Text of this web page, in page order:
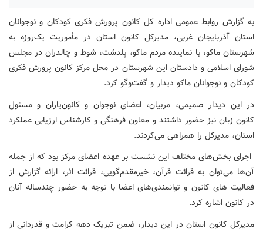
به گزارش روابط عمومی اداره کل کانون پرورش فکری کودکان و نوجوانان
استان آذربایجان غربی، مدیرکل کانون استان در مأموریت یک‌روزه به
شهرستان ماکو، با نماینده مردم ماکو، پلدشت، شوط و چالدران در مجلس
شورای اسلامی و دادستان این شهرستان در محل مرکز کانون پرورش فکری
کودکان و نوجوانان ماکو دیدار و گفت‌وگو کرد.
در این دیدار صمیمی، مربیان، اعضای نوجوان و کانون‌یاران و مسئول
کانون زبان نیز حضور داشتند و معاون فرهنگی و کارشناس ارزیابی عملکرد
استان، مدیرکل را همراهی می‌کردند.
اجرای بخش‌های مختلف این نشست بر عهده اعضای مرکز بود که از جمله
آن‌ها می‌توان به قرائت قرآن، خیرمقدم‌گویی، قرائت اثر، ارائه گزارش از
فعالیت های کانون و توانمندی‌های اعضا با توجه به حضور چندساله آنان
در کانون اشاره کرد.
مدیرکل کانون استان در این دیدار، ضمن تبریک دهه کرامت و قدردانی از